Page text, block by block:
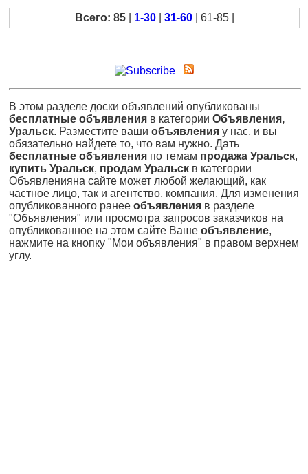
Всего: 85| 1-30| 31-60| 61-85 |
В этом разделе доски объявлений опубликованы
бесплатные объявления в категории Объявления,
Уральск. Разместите ваши объявления у нас, и вы
обязательно найдете то, что вам нужно. Дать
бесплатные объявления по темам продажа Уральск,
купить Уральск, продам Уральск в категории
Объявленияна сайте может любой желающий, как
частное лицо, так и агентство, компания. Для изменения
опубликованного ранее объявления в разделе
"Объявления" или просмотра запросов заказчиков на
опубликованное на этом сайте Ваше объявление,
нажмите на кнопку "Мои объявления" в правом верхнем
углу.